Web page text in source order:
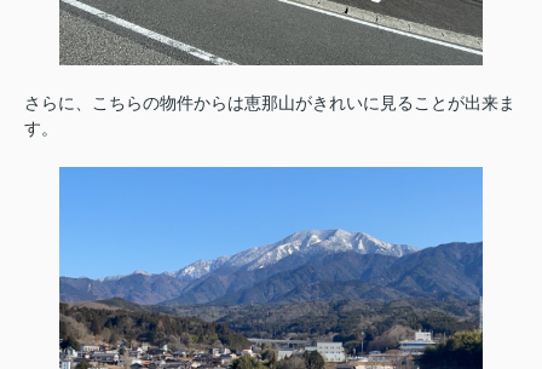
さらに、こちらの物件からは恵那山がきれいに見ることが出来ま
す。